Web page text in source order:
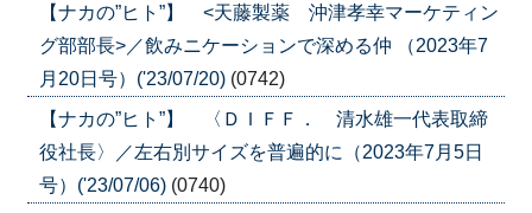
【ナカの”ヒト”】 <天藤製薬 沖津孝幸マーケティン
グ部部長>／飲みニケーションで深める仲 （2023年7
月20日号）('23/07/20) (0742)
【ナカの”ヒト”】 〈ＤＩＦＦ． 清水雄一代表取締
役社長〉／左右別サイズを普遍的に（2023年7月5日
号）('23/07/06) (0740)